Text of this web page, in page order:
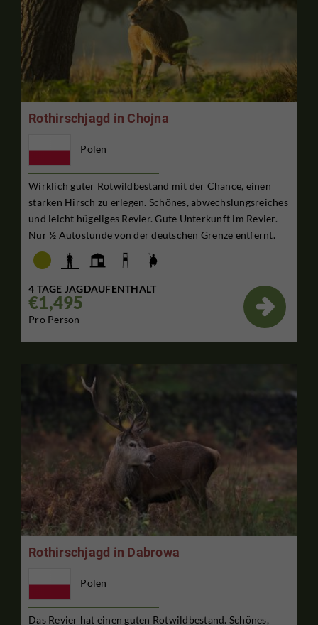
Rothirschjagd in Chojna
Polen
Wirklich guter Rotwildbestand mit der Chance, einen
starken Hirsch zu erlegen. Schönes, abwechslungsreiches
und leicht hügeliges Revier. Gute Unterkunft im Revier.
Nur ½ Autostunde von der deutschen Grenze entfernt.
4 TAGE JAGDAUFENTHALT
€1,495
Pro Person

Rothirschjagd in Dabrowa
Polen
Das Revier hat einen guten Rotwildbestand. Schönes,